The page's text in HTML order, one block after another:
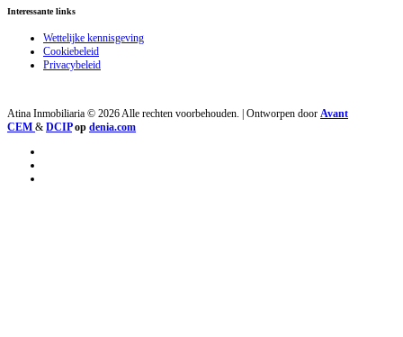
Interessante links
Wettelijke kennisgeving
Cookiebeleid
Privacybeleid
Atina Inmobiliaria © 2026 Alle rechten voorbehouden. | Ontworpen door Avant
CEM & DCIPop denia.com